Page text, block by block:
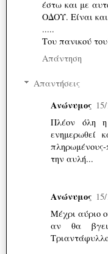
έστω και με
ΟΔΟΥ. Είναι και
.....
Του πανικού
Απάντηση
Απαντήσεις
Ανώνυμος
Πλέον όλη
ενημερωθεί
την αυλή...
Ανώνυμος
Μέχρι αύριο
αν θα βγει